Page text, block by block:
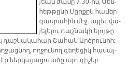
յեան ժա­մը 7.30-ին, Մեն­
հե­թթը­նի Մըր­քըն հա­մեր­
գաս­րա­հին մէջ, այ­լեւ վա­
յե­լե­լու դաշ­նա­կի ե­լոյ­թը
Շա­հան Արծ­րու­նիի:
ող­ջու­նող գե­ղե­ցիկ հա­մայ­
ներ­կա­յա­ցուա­ծը այդ գի­շեր: